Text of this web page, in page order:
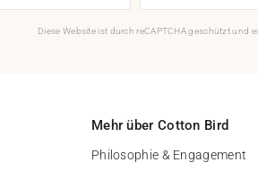
Diese Website ist durch reCAPTCHA geschützt und
Mehr über Cotton Bird
Philosophie & Engagement